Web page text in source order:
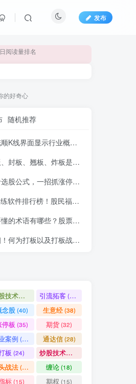
发布
阅读量排名
的好奇心
随机推荐
面显示行业概念指标代码图解
炸板是什么意思？炒股你必须懂的暗语！
一招抓涨停让你秒变打板高手！
股民福利，十款专业分析工具全揭秘！
些？股票分时水上、水下是什么意思？
为打板以及打板战法的精髓
炒股技术指标 (48)引流拓客(46)
念股(40) 生意经(38)
停板 (35) 期货(32)
案例 (30) 通达信(28)
板 (24) 炒股技术形态
战法(20) 缠论(18)
标(15) 期权 (15)
注册
阅读量排名
的好奇心
随机推荐